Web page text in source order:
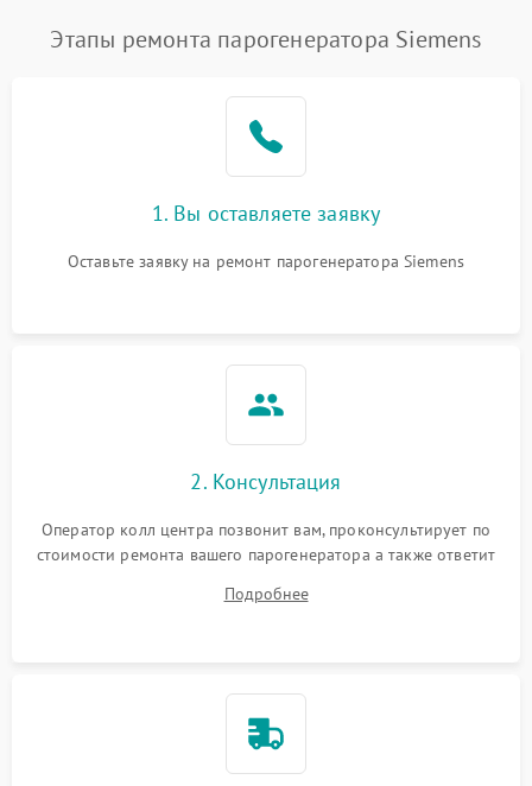
Этапы ремонта парогенератора Siemens
1. Вы оставляете заявку
Оставьте заявку на ремонт парогенератора Siemens
2. Консультация
Оператор колл центра позвонит вам, проконсультирует по
стоимости ремонта вашего парогенератора а также ответит
Подробнее